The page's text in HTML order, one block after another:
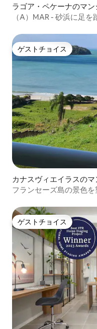
ラゴア・ペケーナのマ
（A）MAR - 砂浜に足
ゲストチョイス
ゲストチョイス
カナスヴィエイラスの
フランセーズ島の景色
ゲストチョイス
ゲストチョイス